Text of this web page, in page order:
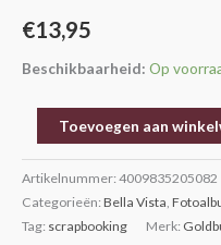
€13,95
Beschikbaarheid: Op
met
aantal
Toevoegen aan
Artikelnummer: 4009835205082
Categorieën: Bella Vista
Tag: scrapbooking Merk: